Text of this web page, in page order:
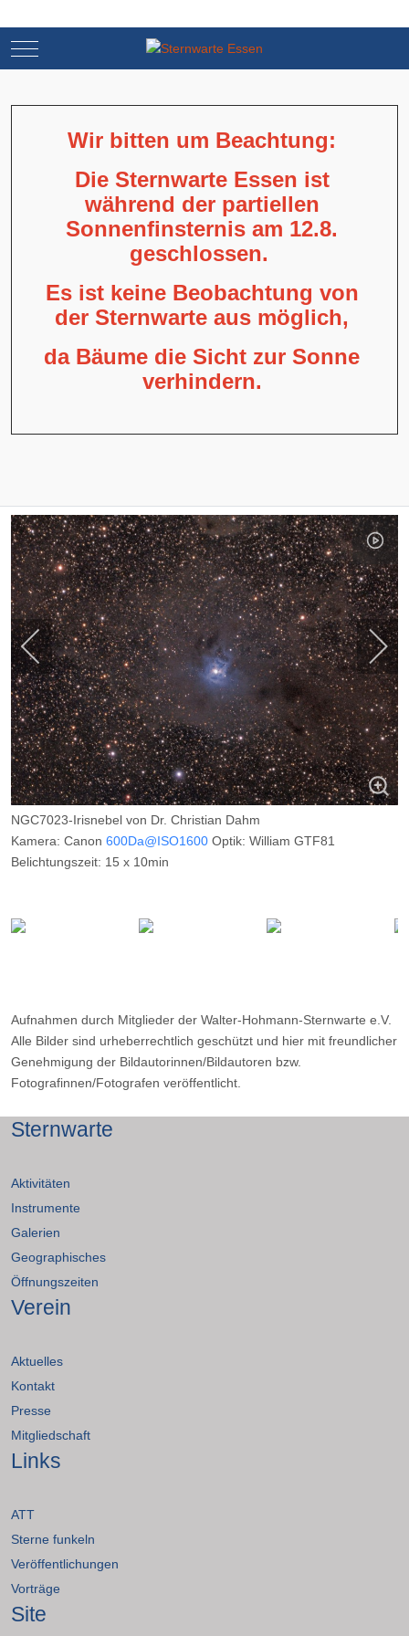
Mobile Menu Toggle
Wir bitten um Beachtung:
Die Sternwarte Essen ist
während der partiellen
Sonnenfinsternis am 12.8.
geschlossen.
Es ist keine Beobachtung von
der Sternwarte aus möglich,
da Bäume die Sicht zur Sonne
verhindern.
NGC7023-Irisnebel von Dr. Christian Dahm
Kamera: Canon 600Da@ISO1600 Optik: William GTF81
Belichtungszeit: 15 x 10min
Datum: 09.09.2015
Aufnahmen durch Mitglieder der Walter-Hohmann-Sternwarte e.V.
Alle Bilder sind urheberrechtlich geschützt und hier mit freundlicher
Genehmigung der Bildautorinnen/Bildautoren bzw.
Fotografinnen/Fotografen veröffentlicht.
Sternwarte
Aktivitäten
Instrumente
Galerien
Geographisches
Öffnungszeiten
Verein
Aktuelles
Kontakt
Presse
Mitgliedschaft
Links
ATT
Sterne funkeln
Veröffentlichungen
Vorträge
Site